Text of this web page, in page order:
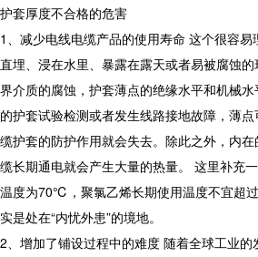
护套厚度不合格的危害
1、减少电线电缆产品的使用寿命 这个很容
直埋、浸在水里、暴露在露天或者易被腐蚀
界介质的腐蚀，护套薄点的绝缘水平和机械
的护套试验检测或者发生线路接地故障，薄
缆护套的防护作用就会失去。除此之外，内
缆长期通电就会产生大量的热量。 这里补充
温度为70℃，聚氯乙烯长期使用温度不宜超
实是处在“内忧外患”的境地。
2、增加了铺设过程中的难度 随着全球工业